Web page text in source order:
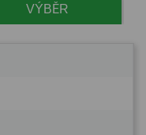
VÝBĚR